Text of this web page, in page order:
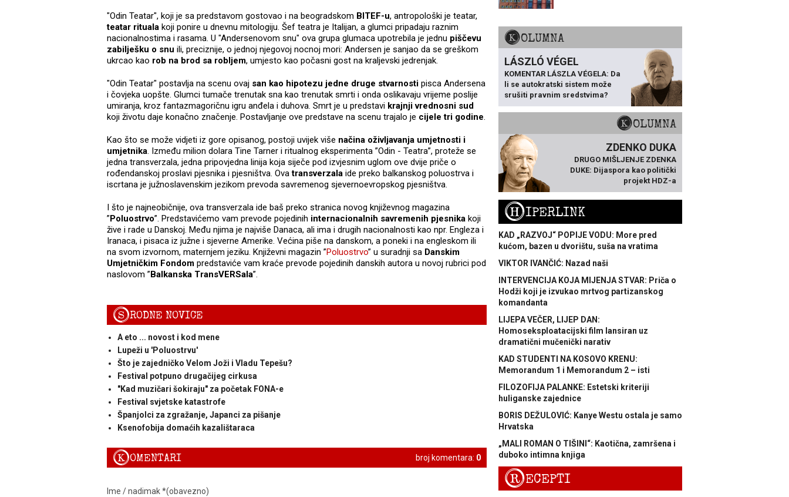
"Odin Teatar", koji je sa predstavom gostovao i na beogradskom BITEF-u, antropološki je teatar,
teatar rituala koji ponire u dnevnu mitologiju. Šef teatra je Italijan, a glumci pripadaju raznim
nacionalnostima i rasama. U "Andersenovom snu" ova grupa glumaca upotrebila je jednu piščevu
zabilješku o snu ili, preciznije, o jednoj njegovoj nocnoj mori: Andersen je sanjao da se greškom
ukrcao kao rob na brod sa robljem, umjesto kao počasni gost na kraljevski jedrenjak.
"Odin Teatar" postavlja na scenu ovaj san kao hipotezu jedne druge stvarnosti pisca Andersena
i čovjeka uopšte. Glumci tumače trenutak sna kao trenutak smrti i onda oslikavaju vrijeme poslije
umiranja, kroz fantazmagoričnu igru anđela i duhova. Smrt je u predstavi krajnji vrednosni sud
koji životu daje konačno značenje. Postavljanje ove predstave na scenu trajalo je cijele tri godine.
Kao što se može vidjeti iz gore opisanog, postoji uvijek više načina oživljavanja umjetnosti i
umjetnika. Između milion dolara Tine Tarner i ritualnog eksperimenta ”Odin - Teatra”, proteže se
jedna transverzala, jedna pripovjedna linija koja siječe pod izvjesnim uglom ove dvije priče o
rođendanskoj proslavi pjesnika i pjesništva. Ovatransverzala ide preko balkanskog poluostrva i
iscrtana je južnoslavenskim jezikom prevoda savremenog sjevernoevropskog pjesništva.
I što je najneobičnije, ova transverzala ide baš preko stranica novog književnog magazina
”Poluostrvo”. Predstavićemo vam prevode pojedinih internacionalnih savremenih pjesnika koji
žive i rade u Danskoj. Među njima je najviše Danaca, ali ima i drugih nacionalnosti kao npr. Engleza i
Iranaca, i pisaca iz južne i sjeverne Amerike. Većina piše na danskom, a poneki i na engleskom ili
na svom izvornom, maternjem jeziku. Književni magazin ”Poluostrvo” u suradnji sa Danskim
Umjetničkim Fondom predstaviće vam kraće prevode pojedinih danskih autora u novoj rubrici pod
naslovom ”Balkanska TransVERSala”.
SRODNE NOVICE
A eto ... novost i kod mene
Lupeži u 'Poluostrvu'
Što je zajedničko Velom Joži i Vladu Tepešu?
Festival potpuno drugačijeg cirkusa
"Kad muzičari šokiraju" za početak FONA-e
Festival svjetske katastrofe
Španjolci za zgražanje, Japanci za pišanje
Ksenofobija domaćih kazalištaraca
broj komentara: 0
KOMENTARI
Ime / nadimak *(obavezno)
KOLUMNA
LÁSZLÓ VÉGEL
KOMENTAR LÁSZLA VÉGELA: Da
li se autokratski sistem može
srušiti pravnim sredstvima?
KOLUMNA
ZDENKO DUKA
DRUGO MIŠLJENJE ZDENKA
DUKE: Dijaspora kao politički
projekt HDZ-a
HIPERLINK
KAD „RAZVOJ“ POPIJE VODU: More pred
kućom, bazen u dvorištu, suša na vratima
VIKTOR IVANČIĆ: Nazad naši
INTERVENCIJA KOJA MIJENJA STVAR: Priča o
Hodži koji je izvukao mrtvog partizanskog
komandanta
LIJEPA VEČER, LIJEP DAN:
Homoseksploatacijski film lansiran uz
dramatični mučenički narativ
KAD STUDENTI NA KOSOVO KRENU:
Memorandum 1 i Memorandum 2 – isti
FILOZOFIJA PALANKE: Estetski kriteriji
huliganske zajednice
BORIS DEŽULOVIĆ: Kanye Westu ostala je samo
Hrvatska
„MALI ROMAN O TIŠINI“: Kaotična, zamršena i
duboko intimna knjiga
RECEPTI